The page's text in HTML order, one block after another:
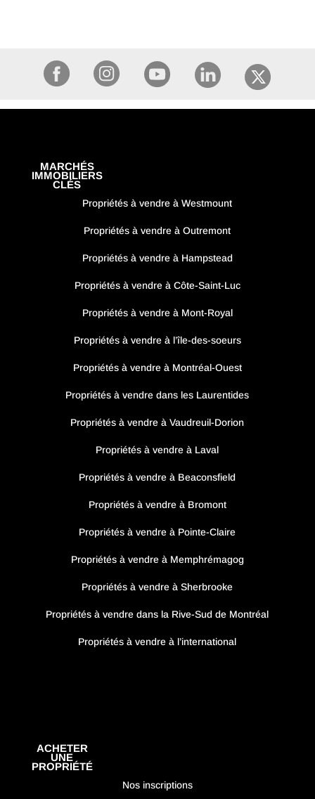
MARCHÉS
IMMOBILIERS
CLÉS
Propriétés à vendre à Westmount
Propriétés à vendre à Outremont
Propriétés à vendre à Hampstead
Propriétés à vendre à Côte-Saint-Luc
Propriétés à vendre à Mont-Royal
Propriétés à vendre à l’île-des-soeurs
Propriétés à vendre à Montréal-Ouest
Propriétés à vendre dans les Laurentides
Propriétés à vendre à Vaudreuil-Dorion
Propriétés à vendre à Laval
Propriétés à vendre à Beaconsfield
Propriétés à vendre à Bromont
Propriétés à vendre à Pointe-Claire
Propriétés à vendre à Memphrémagog
Propriétés à vendre à Sherbrooke
Propriétés à vendre dans la Rive-Sud de Montréal
Propriétés à vendre à l’international
ACHETER
UNE
PROPRIÉTÉ
Nos inscriptions